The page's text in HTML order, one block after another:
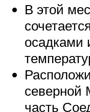
В этой
осадками
северной
часть